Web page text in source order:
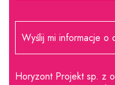
Horyzont Projekt sp. z